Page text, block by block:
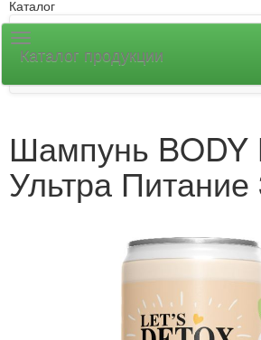
Каталог
Каталог продукции
Шампунь BODY
Ультра